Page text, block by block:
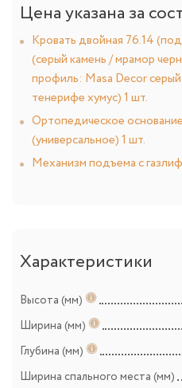
Цена указана за
Кровать двойная 76.14
(серый камень / мрамор
профиль: Masa Decor
тенерифе хумус) 1 шт.
Ортопедическое
(универсальное) 1 шт.
Механизм подъема с
Характеристики
Высота (мм)
Ширина (мм)
Глубина (мм)
Ширина спального места (мм)